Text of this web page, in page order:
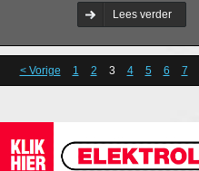
Lees verder
< Vorige 1 2 3 4 5 6 7